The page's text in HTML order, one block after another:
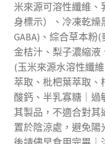
米來源可溶性纖維、
身標示）、冷凍乾
GABA)、綜合草本粉
金桔汁、梨子濃縮液
(玉米來源水溶性纖
萃取、枇杷葉萃取、
酸鈣、半乳寡糖｜過
其製品，不適合對
置於陰涼處，避免陽